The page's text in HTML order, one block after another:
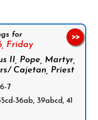
for
Friday
II, Pope, Martyr,
Cajetan, Priest
7
36ab, 39abcd, 41
>>